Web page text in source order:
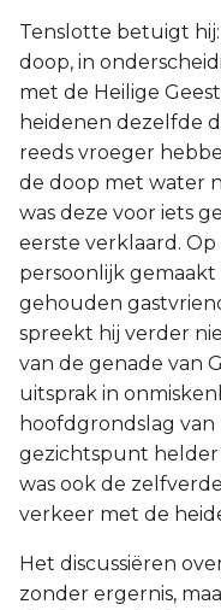
Tenslotte betuigt
doop, in
met de Heilige
heidenen dezelfde
reeds vroeger
de doop met water
was deze voor iets
eerste verklaard.
persoonlijk
gehouden
spreekt hij verder
van de genade van
uitsprak in
hoofdgrondslag van
gezichtspunt
was ook de
verkeer met de
Het discussiëren
zonder ergernis,